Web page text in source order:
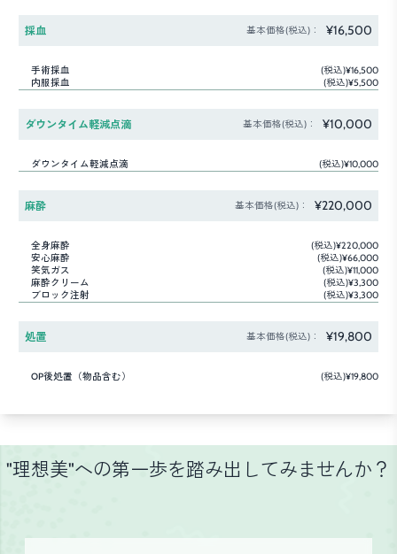
採血 基本価格(税込)： ¥16,500
手術採血
(税込)¥16,500
内服採血
(税込)¥5,500
ダウンタイム軽減点滴 基本価格(税込)： ¥10,000
ダウンタイム軽減点滴 (税込)¥10,000
麻酔 基本価格(税込)： ¥220,000
全身麻酔
(税込)¥220,000
安心麻酔
(税込)¥66,000
笑気ガス
(税込)¥11,000
麻酔クリーム
(税込)¥3,300
ブロック注射
(税込)¥3,300
処置 基本価格(税込)： ¥19,800
OP後処置（物品含む） (税込)¥19,800
"理想美"への第一歩を踏み出してみませんか？